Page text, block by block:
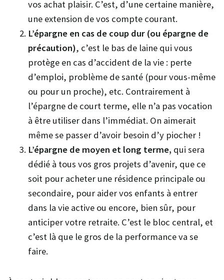
vos achat plaisir. C’est, d’une certaine manière,
une extension de vos compte courant.
L’épargne en cas de coup dur (ou épargne de
précaution), c’est le bas de laine qui vous
protège en cas d’accident de la vie : perte
d’emploi, problème de santé (pour vous-même
ou pour un proche), etc. Contrairement à
l’épargne de court terme, elle n’a pas vocation
à être utiliser dans l’immédiat. On aimerait
même se passer d’avoir besoin d’y piocher !
L’épargne de moyen et long terme, qui sera
dédié à tous vos gros projets d’avenir, que ce
soit pour acheter une résidence principale ou
secondaire, pour aider vos enfants à entrer
dans la vie active ou encore, bien sûr, pour
anticiper votre retraite. C’est le bloc central, et
c’est là que le gros de la performance va se
faire.